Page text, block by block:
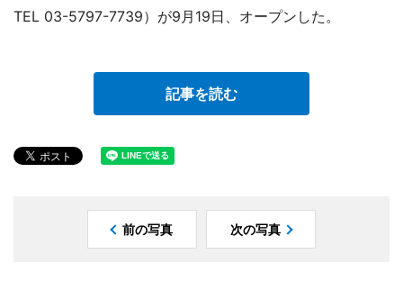
TEL 03-5797-7739）が9月19日、オープンした。
記事を読む
前の写真 次の写真